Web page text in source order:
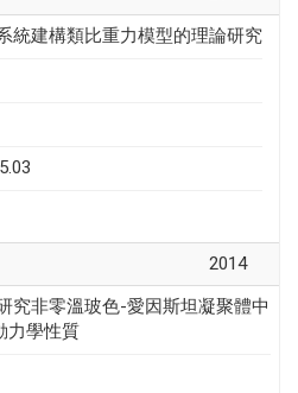
統建構類比重力模型的理論研究
2014
究非零溫玻色-愛因斯坦凝聚體中
力學性質